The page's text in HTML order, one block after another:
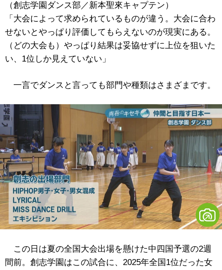
（創志学園ダンス部／新本聖來キャプテン）
「大会によって求められているものが違う。大会に合わ
せないとやっぱり評価してもらえないのが現実にある。
（どの大会も）やっぱり結果は妥協せずに上位を狙いた
い、1位しか見えていない」
一言でダンスと言っても部門や種類はさまざまです。
この日は夏の全国大会出場を懸けた中四国予選の2週
間前。創志学園はこの試合に、2025年全国1位だった女